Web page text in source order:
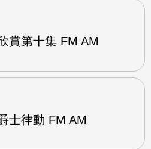
賞第十集 FM AM
士律動 FM AM